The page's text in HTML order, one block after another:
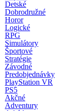
Detské
Dobrodružné
Horor
Logické
RPG
Simulátory
Športové
Stratégie
Závodné
Predobjednávky
PlayStation VR
PS5
Akčné
Adventury